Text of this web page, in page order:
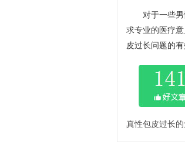
对于一些
求专业的医疗
皮过长问题的有
真性包皮过长